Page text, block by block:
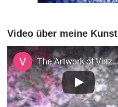
Video über meine Kunst